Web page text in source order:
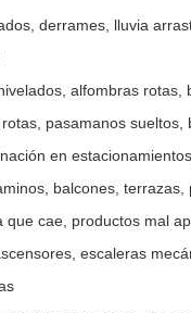
derrames, lluvia
alfombras
pasamanos
en
balcones,
que cae, productos mal
escaleras